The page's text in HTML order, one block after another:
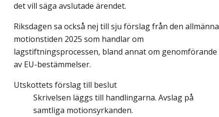
det vill säga avslutade ärendet.
Riksdagen sa också nej till sju förslag från den allmänna
motionstiden 2025 som handlar om
lagstiftningsprocessen, bland annat om genomförande
av EU-bestämmelser.
Utskottets förslag till beslut
Skrivelsen läggs till handlingarna. Avslag på
samtliga motionsyrkanden.